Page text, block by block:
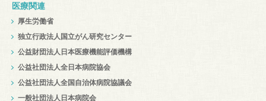
医療関連
厚生労働省
独立行政法人国立がん研究センター
公益財団法人日本医療機能評価機構
公益社団法人全日本病院協会
公益社団法人全国自治体病院協議会
一般社団法人日本病院会